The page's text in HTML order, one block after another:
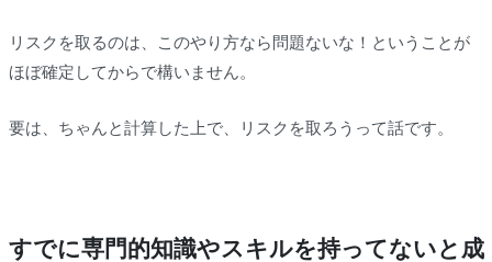
リスクを取るのは、このやり方なら問題ないな！ということが
ほぼ確定してからで構いません。
要は、ちゃんと計算した上で、リスクを取ろうって話です。
すでに専門的知識やスキルを持ってないと成